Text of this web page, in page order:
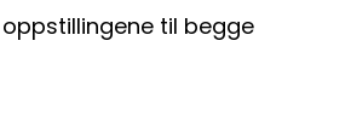
til begge